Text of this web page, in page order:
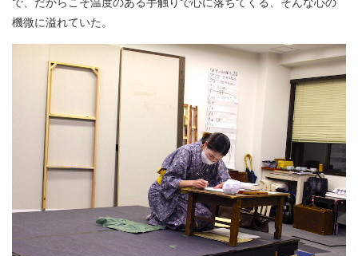
機微に溢れていた。